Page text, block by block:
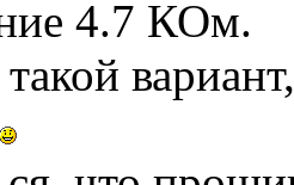
4.7 КОм.